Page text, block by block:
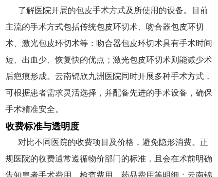
了解医院开展的包皮手术方式及所使用的设备。目前
主流的手术方式包括传统包皮环切术、吻合器包皮环切
术、激光包皮环切术等：吻合器包皮环切术具有手术时间
短、出血少、恢复快的优点；激光包皮环切术则能减少术
后疤痕形成。云南锦欣九洲医院同时开展多种手术方式，
可根据患者需求灵活选择，并配备先进的手术设备，确保
手术精准安全。
收费标准与透明度
对比不同医院的收费项目及价格，避免隐形消费。正
规医院的收费通常遵循物价部门的标准，且会在术前明确